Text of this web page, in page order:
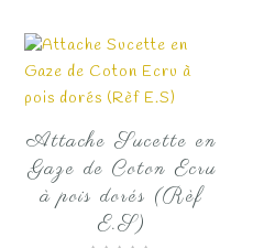
Attache Sucette en
Gaze de Coton Ecru
à pois dorés (Rèf
E.S)